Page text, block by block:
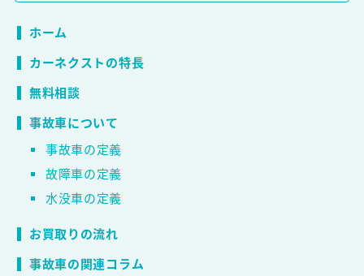
ホーム
カーネクストの特長
無料相談
事故車について
事故車の定義
故障車の定義
水没車の定義
お買取りの流れ
事故車の関連コラム